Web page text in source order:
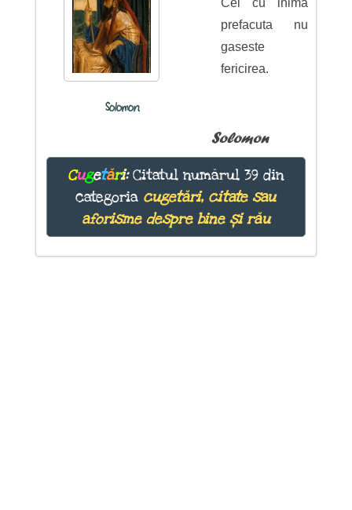
Solomon
Cel cu inima
prefacuta nu
gaseste
fericirea.
Solomon
Cugetări:Citatul numărul 39 din
categoria cugetări, citate sau
aforisme despre bine și rău